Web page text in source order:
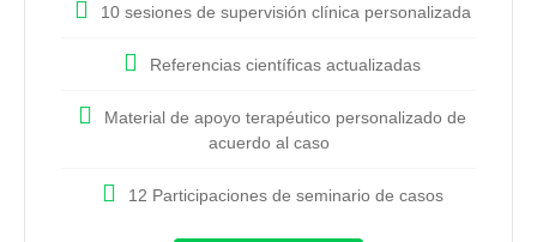
10 sesiones de supervisión clínica personalizada
Referencias científicas actualizadas
Material de apoyo terapéutico personalizado de
acuerdo al caso
12 Participaciones de seminario de casos